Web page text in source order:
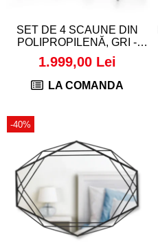
Accesorii decorative
Oglinzi
Rame foto
Corpuri de iluminat
Home Office
Designers' Choice
SET DE 4 SCAUNE DIN
POLIPROPILENĂ, GRI -
AMANDA
1.999,00 Lei
LA COMANDA
-40%